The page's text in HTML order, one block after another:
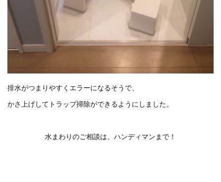
排水がつまりやすくエラーになるそうで、
かさ上げしてトラップ掃除ができるようにしました。
水まわりのご相談は、ハンディマンまで！